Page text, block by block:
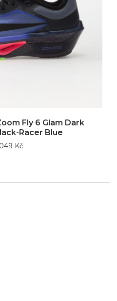
Fly 6 Glam Dark
Racer Blue
Kč